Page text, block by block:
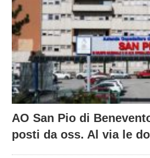
AO San Pio di
posti da oss. Al via le